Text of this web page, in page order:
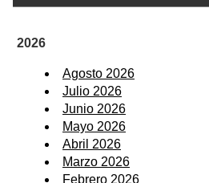
2026
Agosto 2026
Julio 2026
Junio 2026
Mayo 2026
Abril 2026
Marzo 2026
Febrero 2026